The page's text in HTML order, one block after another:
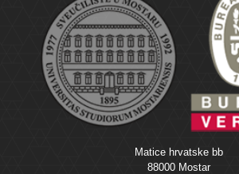
Matice hrvatske bb
88000 Mostar